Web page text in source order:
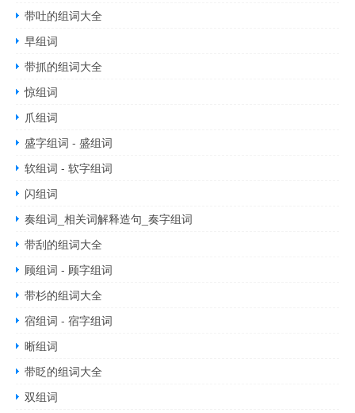
带吐的组词大全
早组词
带抓的组词大全
惊组词
爪组词
盛字组词 - 盛组词
软组词 - 软字组词
闪组词
奏组词_相关词解释造句_奏字组词
带刮的组词大全
顾组词 - 顾字组词
带杉的组词大全
宿组词 - 宿字组词
晰组词
带眨的组词大全
双组词